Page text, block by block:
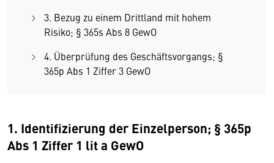
3. Bezug zu einem Drittland mit hohem
Risiko; § 365s Abs 8 GewO
4. Überprüfung des Geschäftsvorgangs; §
365p Abs 1 Ziffer 3 GewO
1. Identifizierung der Einzelperson; § 365p
Abs 1 Ziffer 1 lit a GewO